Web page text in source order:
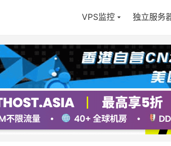
VPS监控 独立服务